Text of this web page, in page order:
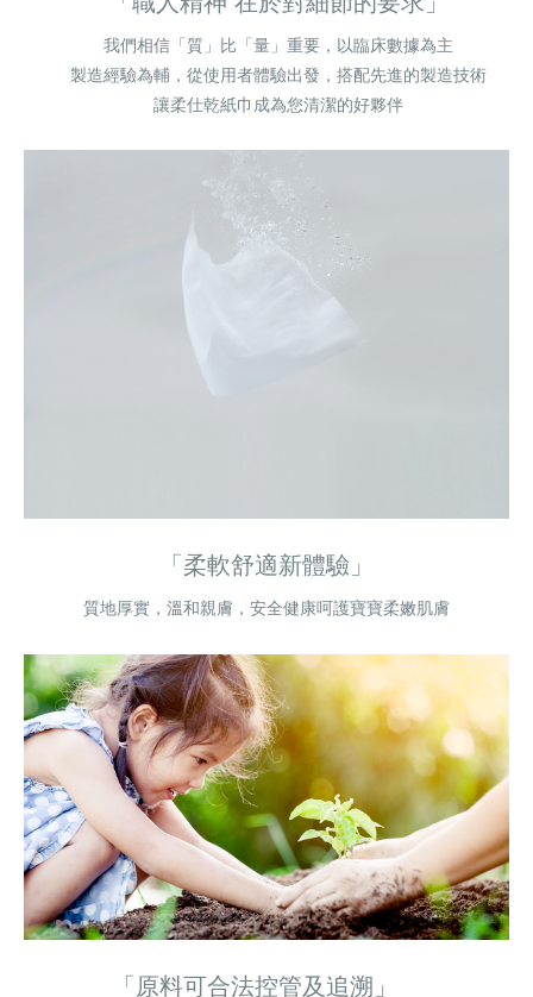
我們相信「質」比「量」重要，以臨床數據為主
製造經驗為輔，從使用者體驗出發，搭配先進的製造技術
讓柔仕乾紙巾成為您清潔的好夥伴
「柔軟舒適新體驗」
質地厚實，溫和親膚，安全健康呵護寶寶柔嫩肌膚
「原料可合法控管及追溯」